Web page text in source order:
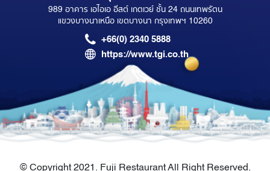
989 อาคาร เอไอเอ อีสต์ เกตเวย์ ชั้น 24 ถนนเทพรัตน
แขวงบางนาเหนือ เขตบางนา กรุงเทพฯ 10260
+66(0) 2340 5888
https://www.tgi.co.th
© Copyright 2021. Fuji Restaurant All Right Reserved.